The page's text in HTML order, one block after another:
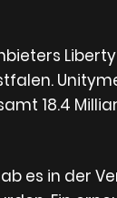
18.4
es in der